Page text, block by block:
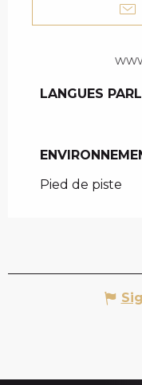
LANGUES
LANGUES
Pied de piste